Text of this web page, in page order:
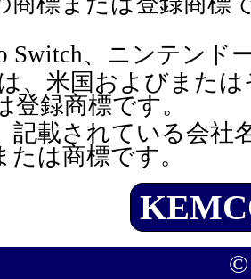
Switch、ニンテンド
は、米国およびまた
登録商標です。
記載されている会
たは商標です。